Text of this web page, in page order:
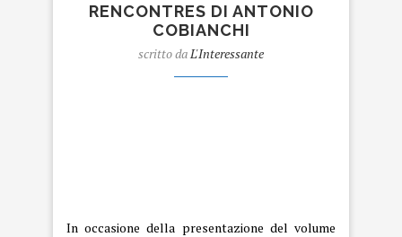
RENCONTRES DI ANTONIO
COBIANCHI
scritto da L'Interessante
In occasione della presentazione del volume